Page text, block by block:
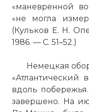
«маневренной
«не могла
(Кульков Е. Н.
1986. — С. 51–52.)
Немецкая
«Атлантический
вдоль
завершено. На